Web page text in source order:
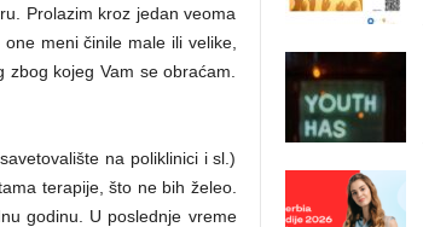
Prolazim kroz jedan veoma
meni činile male ili velike,
kojeg Vam se obraćam.
na poliklinici i sl.)
terapije, što ne bih želeo.
godinu. U poslednje vreme